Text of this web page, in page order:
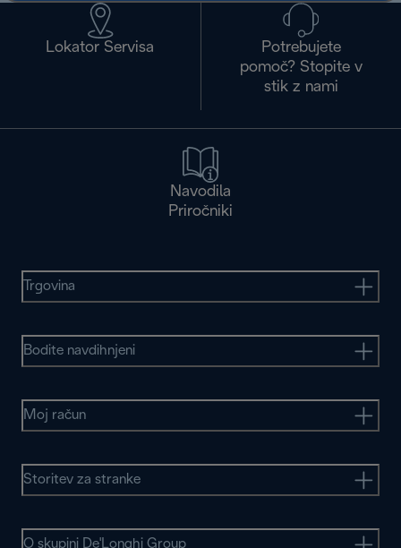
Lokator Servisa
Potrebujete
pomoč? Stopite v
stik z nami
Navodila
Priročniki
Trgovina
Bodite navdihnjeni
Moj račun
Storitev za stranke
O skupini De'Longhi Group